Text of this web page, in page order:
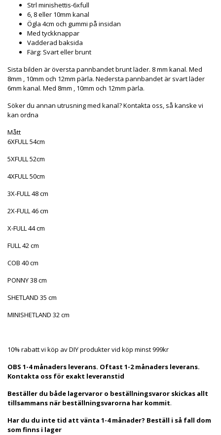
Strl minishettis-6xfull
6, 8 eller 10mm kanal
Ögla 4cm och gummi på insidan
Med tyckknappar
Vadderad baksida
Färg: Svart eller brunt
Sista bilden är översta pannbandet brunt läder. 8 mm kanal. Med
8mm , 10mm och 12mm pärla. Nedersta pannbandet är svart läder
6mm kanal. Med 8mm , 10mm och 12mm pärla.
Söker du annan utrusning med kanal? Kontakta oss, så kanske vi
kan ordna
Mått
6XFULL 54cm
5XFULL 52cm
4XFULL 50cm
3X-FULL 48 cm
2X-FULL 46 cm
X-FULL 44 cm
FULL 42 cm
COB 40 cm
PONNY 38 cm
SHETLAND 35 cm
MINISHETLAND 32 cm
10% rabatt vi köp av DIY produkter vid köp minst 999kr
OBS 1-4 månaders leverans. Oftast 1-2 månaders leverans.
Kontakta oss för exakt leveranstid
Beställer du både lagervaror o beställningsvaror skickas allt
tillsammans när beställningsvarorna har kommit.
Har du du inte tid att vänta 1-4 månader? Beställ i så fall dom
som finns i lager